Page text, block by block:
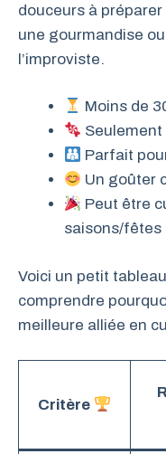
douceurs à
une gourmandise
l’improviste.
Moins de
Parfait
Un goûter
Peut être
saisons/fêtes
Voici un petit
comprendre
meilleure alliée en
Critère